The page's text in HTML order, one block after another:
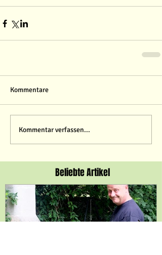
Kommentare
Kommentar verfassen...
Beliebte Artikel